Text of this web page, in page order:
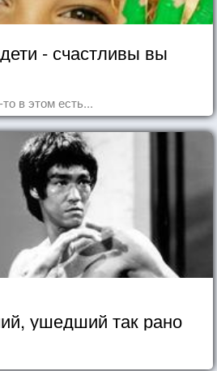
- счастливы вы
в этом есть...
ушедший так рано